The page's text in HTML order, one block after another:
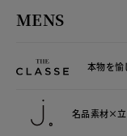
MENS
本物を愉
名品素材×立